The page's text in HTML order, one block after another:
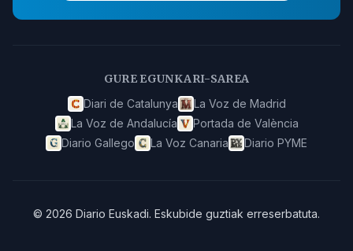
GURE EGUNKARI-SAREA
Diari de Catalunya
La Voz de Madrid
La Voz de Andalucía
Portada de València
Diario Gallego
La Voz Canaria Diario PYME
© 2026 Diario Euskadi. Eskubide guztiak erreserbatuta.